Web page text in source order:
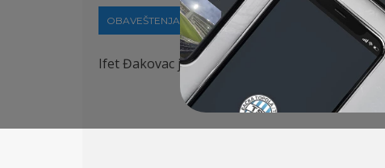
OBAVEŠTENJA 21-12-2022
Ifet Đakovac je na 66. Dnevnikovom izboru